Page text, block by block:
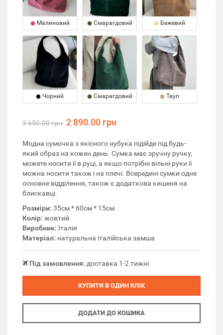
Малиновий Смарагдовий Бежевий
Чорний Смарагдовий Тауп
3 650.00 грн 2 890.00 грн
Модна сумочка з якісного нубука підійде під будь-
який образ на кожен день. Сумка має зручну ручку,
можете носити її в руці, а якщо потрібні вільні руки її
можна носити також і на плечі. Всередині сумки одне
основне відділення, також є додаткова кишеня на
блискавці.
Розміри: 35см * 60см * 15см
Колір: жовтий
Виробник: Італія
Матеріал: натуральна італійська замша
Під замовлення: доставка 1-2 тижні
КУПИТИ В ОДИН КЛІК
ДОДАТИ ДО КОШИКА